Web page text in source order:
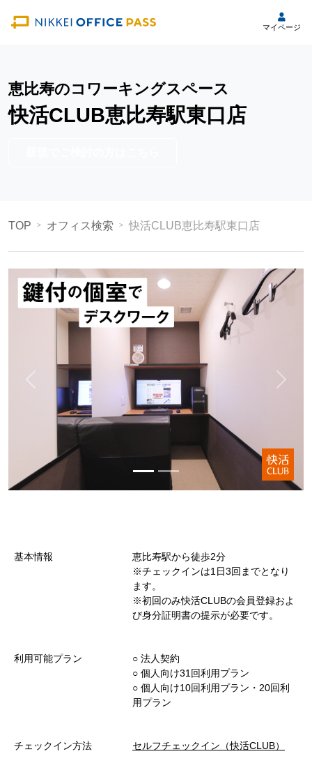
マイページ
恵比寿のコワーキングスペース
快活CLUB恵比寿駅東口店
TOP オフィス検索 快活CLUB恵比寿駅東口店
基本情報
恵比寿駅から徒歩2分
※チェックインは1日3回までとなり
ます。
※初回のみ快活CLUBの会員登録およ
び身分証明書の提示が必要です。
利用可能プラン
○︎ 法人契約
○︎ 個人向け31回利用プラン
○︎ 個人向け10回利用プラン・20回利
用プラン
チェックイン方法 セルフチェックイン（快活CLUB）